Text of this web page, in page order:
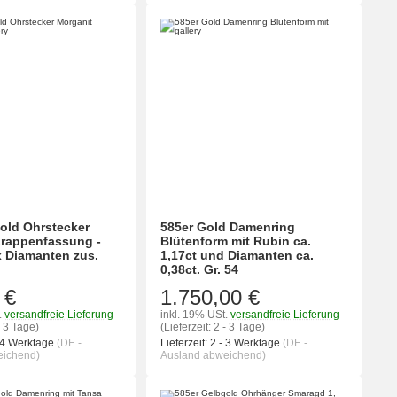
Ohrstecker
-
Diamanten zus.
versandfreie Lieferung
Tage)
Werktage (DE -
585er Gold Damenring
Blütenform mit Rubin ca.
1,17ct und Diamanten ca.
0,38ct. Gr. 54
1.750,00 €
inkl. 19% USt. versandfreie Lieferung
(Lieferzeit: 2 - 3 Tage)
Lieferzeit: 2 - 3 Werktage (DE -
Ausland abweichend)